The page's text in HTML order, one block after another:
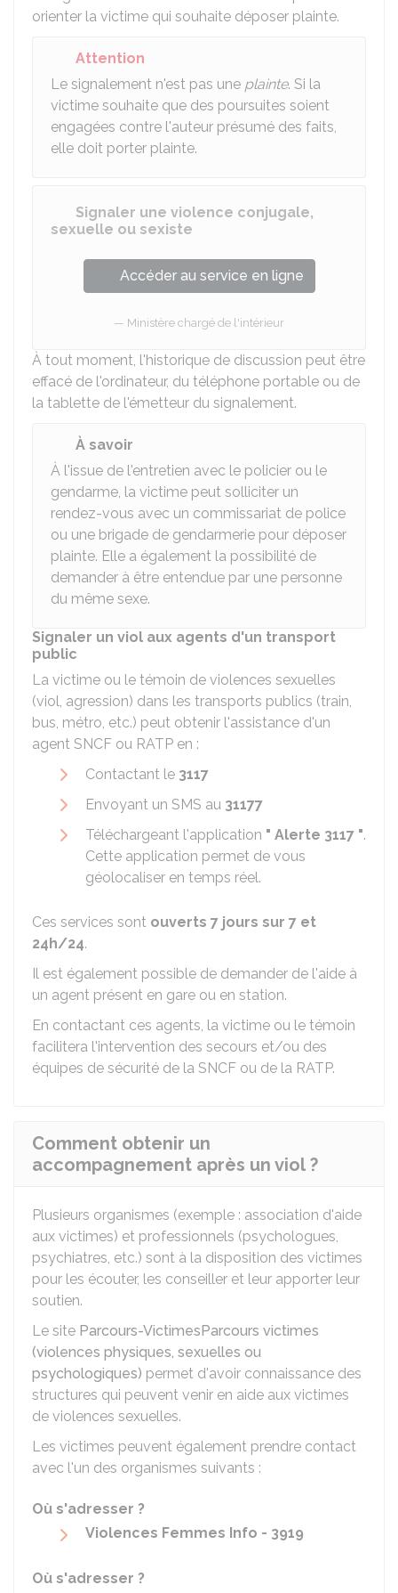
orienter la victime qui souhaite déposer plainte.
Attention
Le signalement n'est pas une plainte. Si la
victime souhaite que des poursuites soient
engagées contre l'auteur présumé des faits,
elle doit porter plainte.
Signaler une violence conjugale,
sexuelle ou sexiste
Accéder au service en ligne
Ministère chargé de l'intérieur
À tout moment, l'historique de discussion peut être
effacé de l'ordinateur, du téléphone portable ou de
la tablette de l'émetteur du signalement.
À savoir
À l'issue de l'entretien avec le policier ou le
gendarme, la victime peut solliciter un
rendez-vous avec un commissariat de police
ou une brigade de gendarmerie pour déposer
plainte. Elle a également la possibilité de
demander à être entendue par une personne
du même sexe.
Signaler un viol aux agents d'un transport
public
La victime ou le témoin de violences sexuelles
(viol, agression) dans les transports publics (train,
bus, métro, etc.) peut obtenir l'assistance d'un
agent SNCF ou RATP en :
Contactant le 3117
Envoyant un SMS au 31177
Téléchargeant l'application " Alerte 3117 ".
Cette application permet de vous
géolocaliser en temps réel.
Ces services sont ouverts 7 jours sur 7 et
24h/24.
Il est également possible de demander de l'aide à
un agent présent en gare ou en station.
En contactant ces agents, la victime ou le témoin
facilitera l'intervention des secours et/ou des
équipes de sécurité de la SNCF ou de la RATP.
Comment obtenir un
accompagnement après un viol ?
Plusieurs organismes (exemple : association d'aide
aux victimes) et professionnels (psychologues,
psychiatres, etc.) sont à la disposition des victimes
pour les écouter, les conseiller et leur apporter leur
soutien.
Le site Parcours-VictimesParcours victimes
(violences physiques, sexuelles ou
psychologiques) permet d'avoir connaissance des
structures qui peuvent venir en aide aux victimes
de violences sexuelles.
Les victimes peuvent également prendre contact
avec l'un des organismes suivants :
Où s'adresser ?
Violences Femmes Info - 3919
Où s'adresser ?